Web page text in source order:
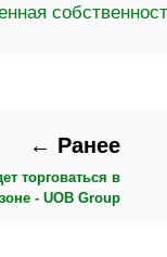
← Ранее
торговаться в
- UOB Group